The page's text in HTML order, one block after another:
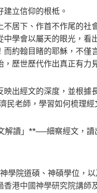
立信仰的根柢。
居下、作首不作尾的社
學會以屬天的眼光，看
約翰目睹的耶穌，不僅
歷世歷代作出真正有力
出經文的深度，並根據
民老師，學習如何梳理
讀」**──細察經文，讀
學院道碩、神碩學位，
港中國神學研究院講師